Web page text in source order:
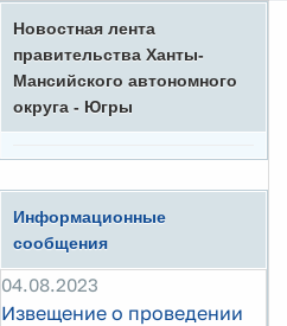
Новостная лента
правительства Ханты-
Мансийского автономного
округа - Югры
Информационные
сообщения
04.08.2023
Извещение о проведении